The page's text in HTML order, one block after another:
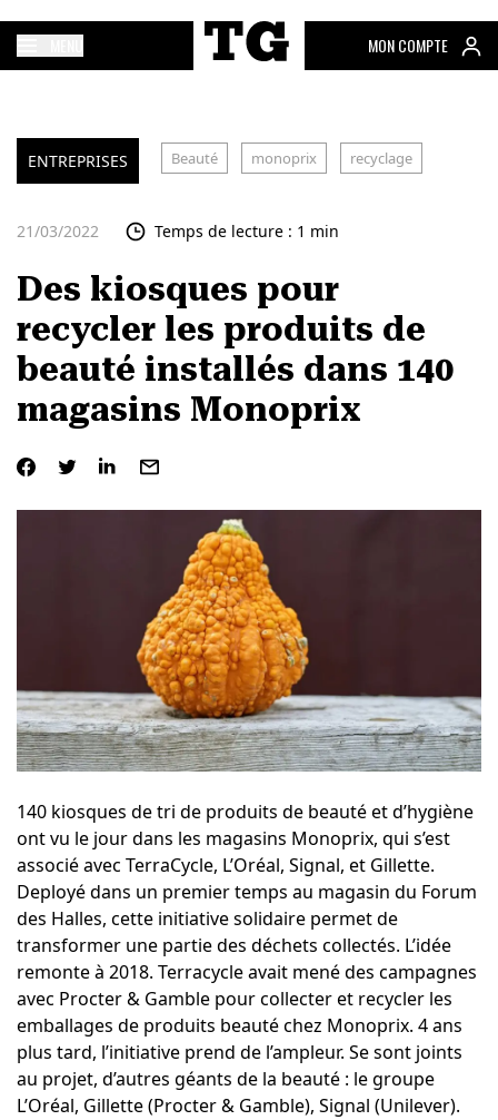
MON COMPTE
ENTREPRISES Beauté monoprix recyclage
21/03/2022 Temps de lecture : 1 min
Des kiosques pour
recycler les produits de
beauté installés dans 140
magasins Monoprix
140 kiosques de tri de produits de beauté et d’hygiène
ont vu le jour dans les magasins Monoprix, qui s’est
associé avec TerraCycle, L’Oréal, Signal, et Gillette.
Deployé dans un premier temps au magasin du Forum
des Halles, cette initiative solidaire permet de
transformer une partie des déchets collectés. L’idée
remonte à 2018. Terracycle avait mené des campagnes
avec Procter & Gamblepour collecter et recycler les
emballages de produits beauté chez Monoprix. 4 ans
plus tard, l’initiative prend de l’ampleur. Se sont joints
au projet, d’autres géants de la beauté : le groupe
L’Oréal, Gillette (Procter & Gamble), Signal (Unilever).